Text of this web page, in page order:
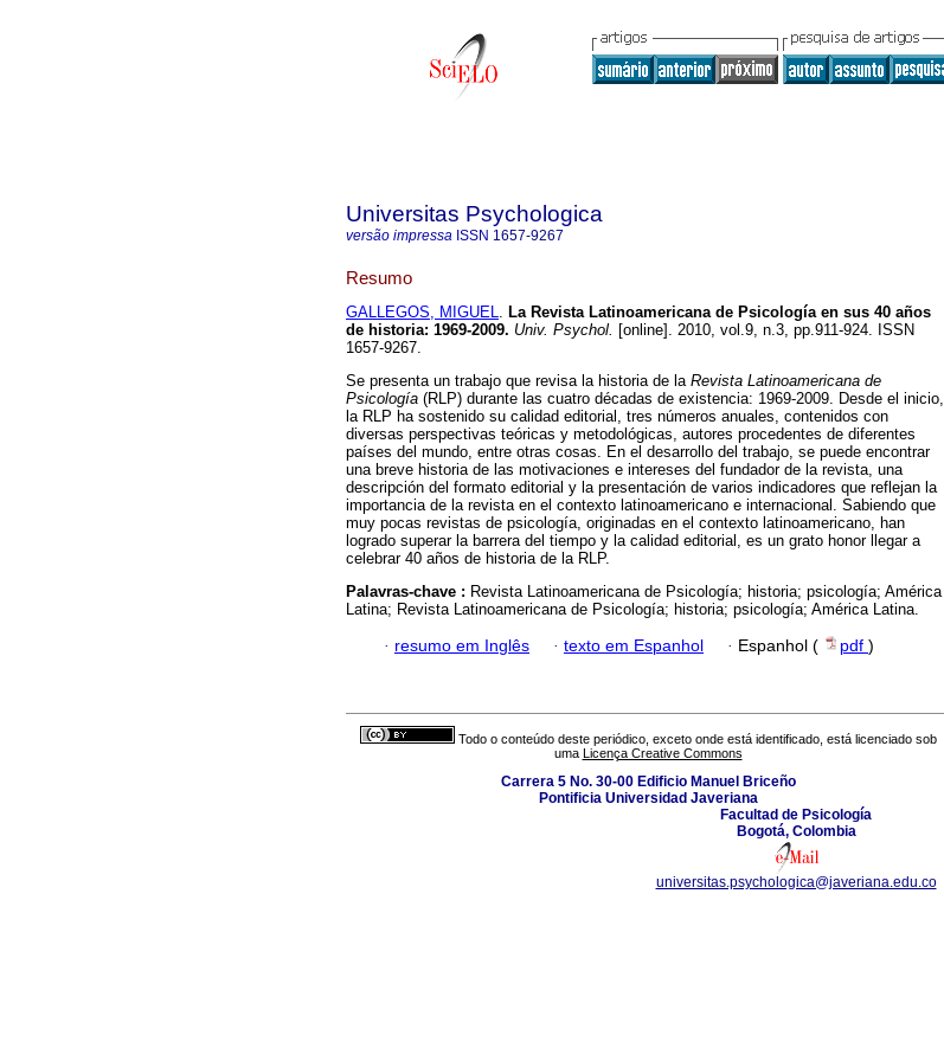
Universitas Psychologica
versão impressa ISSN 1657-9267
Resumo
GALLEGOS, MIGUEL. La Revista Latinoamericana de Psicología en sus 40 años
de historia: 1969-2009. Univ. Psychol. [online]. 2010, vol.9, n.3, pp.911-924. ISSN
1657-9267.
Se presenta un trabajo que revisa la historia de la Revista Latinoamericana de
Psicología (RLP) durante las cuatro décadas de existencia: 1969-2009. Desde el inicio,
la RLP ha sostenido su calidad editorial, tres números anuales, contenidos con
diversas perspectivas teóricas y metodológicas, autores procedentes de diferentes
países del mundo, entre otras cosas. En el desarrollo del trabajo, se puede encontrar
una breve historia de las motivaciones e intereses del fundador de la revista, una
descripción del formato editorial y la presentación de varios indicadores que reflejan la
importancia de la revista en el contexto latinoamericano e internacional. Sabiendo que
muy pocas revistas de psicología, originadas en el contexto latinoamericano, han
logrado superar la barrera del tiempo y la calidad editorial, es un grato honor llegar a
celebrar 40 años de historia de la RLP.
Palavras-chave : Revista Latinoamericana de Psicología; historia; psicología; América
Latina; Revista Latinoamericana de Psicología; historia; psicología; América Latina.
· resumo em Inglês · texto em Espanhol · Espanhol ( pdf )
Todo o conteúdo deste periódico, exceto onde está identificado, está licenciado sob
uma Licença Creative Commons
Carrera 5 No. 30-00 Edificio Manuel Briceño
Pontificia Universidad Javeriana
Facultad de Psicología
Bogotá, Colombia
universitas.psychologica@javeriana.edu.co